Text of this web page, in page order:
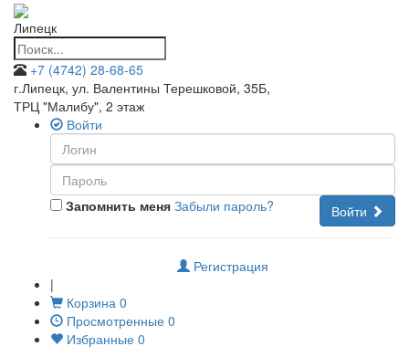
Липецк
+7 (4742) 28-68-65
г.Липецк, ул. Валентины Терешковой, 35Б,
ТРЦ "Малибу", 2 этаж
Войти
Запомнить меня Войти
Забыли пароль?
Регистрация
|
Корзина 0
Просмотренные 0
Избранные 0